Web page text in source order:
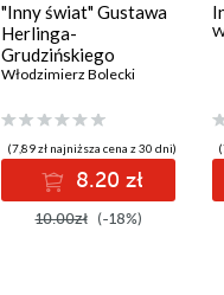
"Inny świat" Gustawa
Herlinga-
Grudzińskiego
Włodzimierz Bolecki
(7,89 zł najniższa cena z 30 dni)
8.20 zł
10.00zł (-18%)